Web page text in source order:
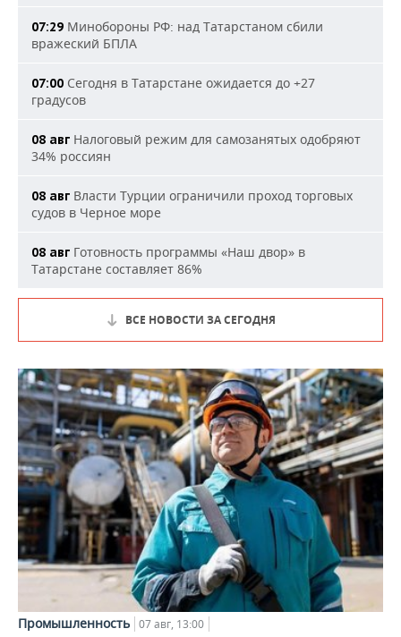
07:29 Минобороны РФ: над Татарстаном сбили
вражеский БПЛА
07:00 Сегодня в Татарстане ожидается до +27
градусов
08 авг Налоговый режим для самозанятых одобряют
34% россиян
08 авг Власти Турции ограничили проход торговых
судов в Черное море
08 авг Готовность программы «Наш двор» в
Татарстане составляет 86%
ВСЕ НОВОСТИ ЗА СЕГОДНЯ
Промышленность 07 авг, 13:00